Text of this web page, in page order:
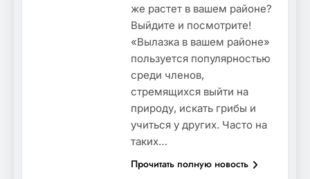
же растет в вашем районе?
Выйдите и посмотрите!
«Вылазка в вашем районе»
пользуется популярностью
среди членов,
стремящихся выйти на
природу, искать грибы и
учиться у других. Часто на
таких…
Прочитать полную новость